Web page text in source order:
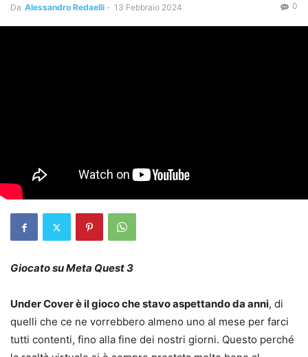
Da Alessandro Redaelli - 13 Febbraio 2024 0
Giocato su Meta Quest 3
Under Cover è il gioco che stavo aspettando da anni, di
quelli che ce ne vorrebbero almeno uno al mese per farci
tutti contenti, fino alla fine dei nostri giorni. Questo perché